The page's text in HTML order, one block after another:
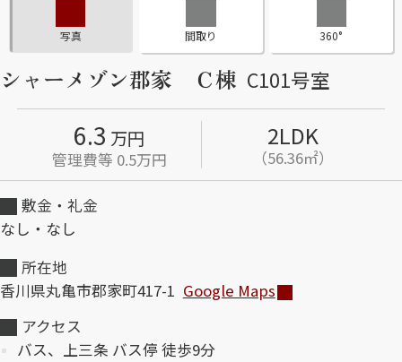
ShaMaison STYLE
シャーメゾンライフサポート
自立型サービス付き・シニア向け
お問い合わせ・よくある質問
シャーメゾンライフ CLUB
らくらくパートナー
シャーメゾンライフ GUARD
らくらくプラチナ
写真 間取り 360°
シャーメゾン郡家 Ｃ棟 C101号室
6.3 万円
管理費等 0.5万円
2LDK
（56.36㎡）
敷金・礼金
なし・なし
所在地
香川県丸亀市郡家町417-1 Google Maps
アクセス
バス、上三条 バス停 徒歩9分